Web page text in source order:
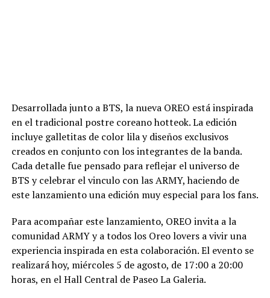
Desarrollada junto a BTS, la nueva OREO está inspirada
en el tradicional postre coreano hotteok. La edición
incluye galletitas de color lila y diseños exclusivos
creados en conjunto con los integrantes de la banda.
Cada detalle fue pensado para reflejar el universo de
BTS y celebrar el vinculo con las ARMY, haciendo de
este lanzamiento una edición muy especial para los fans.
Para acompañar este lanzamiento, OREO invita a la
comunidad ARMY y a todos los Oreo lovers a vivir una
experiencia inspirada en esta colaboración. El evento se
realizará hoy, miércoles 5 de agosto, de 17:00 a 20:00
horas, en el Hall Central de Paseo La Galeria.